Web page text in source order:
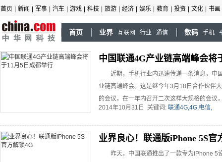
首页 新闻 军事 汽车 游戏 科技 旅游 经济 娱乐 教育 投资 文化 书画
首页 业界 互联网 行业 通信 数码 手机
中国联通4G产业链高端峰会将
近期，手机行业内迅速传递一条消息，中
业链高端峰会。这是继今年3月18日合作伙伴
的会议，在一年内召开二次这样大规格的会议
得我们关注。 ...
2014年10月31日 关键词: 联通4G,4G,电信,
业界良心！联通版iPhone 5S官
昨天，中国联通推出了一款专为iPhone